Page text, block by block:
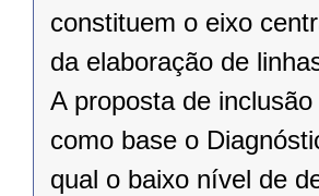
constituem o eixo
da elaboração de
A proposta de
como base o
qual o baixo nível de